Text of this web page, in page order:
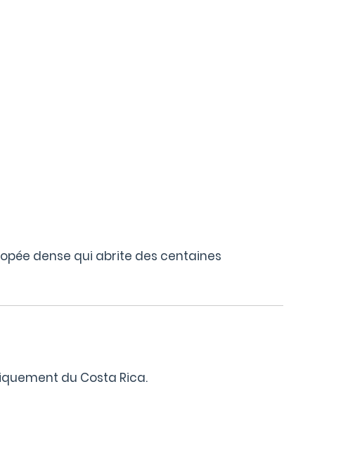
dense qui abrite des centaines
du Costa Rica.